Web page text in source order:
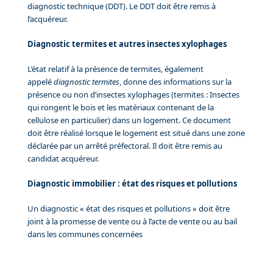
diagnostic technique (DDT). Le DDT doit être remis à
l’acquéreur.
Diagnostic termites et autres insectes xylophages
L’état relatif à la présence de termites, également
appelédiagnostic termites, donne des informations sur la
présence ou non d’insectes xylophages (termites : Insectes
qui rongent le bois et les matériaux contenant de la
cellulose en particulier) dans un logement. Ce document
doit être réalisé lorsque le logement est situé dans une zone
déclarée par un arrêté préfectoral. Il doit être remis au
candidat acquéreur.
Diagnostic immobilier : état des risques et pollutions
Un diagnostic « état des risques et pollutions » doit être
joint à la promesse de vente ou à l’acte de vente ou au bail
dans les communes concernées